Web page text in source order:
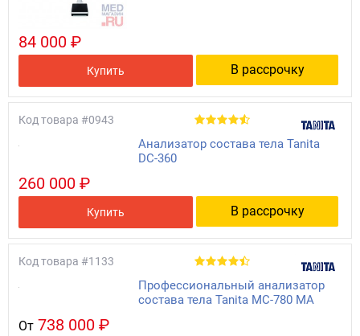
84 000 ₽
Купить В рассрочку
Код товара #0943
Анализатор состава тела Tanita
DC-360
260 000 ₽
Купить В рассрочку
Код товара #1133
Профессиональный анализатор
состава тела Tanita MC-780 MA
От 738 000 ₽